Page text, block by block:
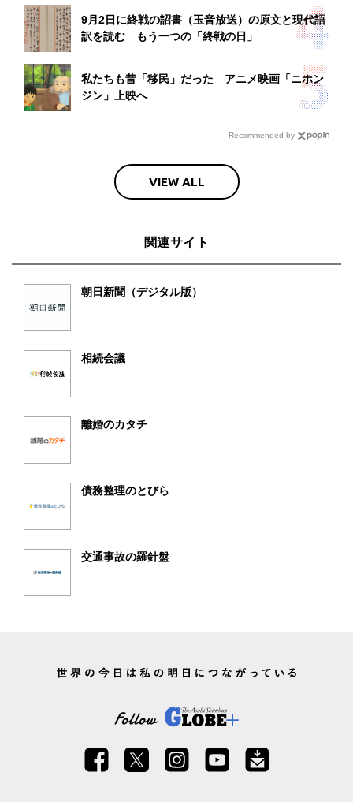
9月2日に終戦の詔書（玉音放送）の原文と現代語
訳を読む もう一つの「終戦の日」
私たちも昔「移民」だった アニメ映画「ニホン
ジン」上映へ
Recommended by
VIEW ALL
関連サイト
朝日新聞（デジタル版）
相続会議
離婚のカタチ
債務整理のとびら
交通事故の羅針盤